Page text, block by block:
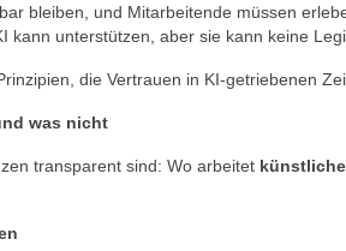
bleiben, und Mitarbeitende müssen
kann unterstützen, aber sie kann keine
die Vertrauen in KI-getriebenen
was nicht
transparent sind: Wo arbeitet